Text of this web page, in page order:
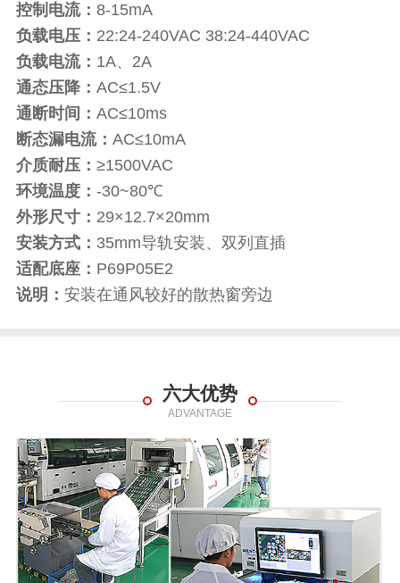
控制电流： 8-15mA
负载电压： 22:24-240VAC 38:24-440VAC
负载电流： 1A、2A
通态压降： AC≤1.5V
通断时间： AC≤10ms
断态漏电流： AC≤10mA
介质耐压： ≥1500VAC
环境温度： -30~80℃
外形尺寸： 29×12.7×20mm
安装方式： 35mm导轨安装、双列直插
适配底座： P69P05E2
说明： 安装在通风较好的散热窗旁边
六大优势
ADVANTAGE